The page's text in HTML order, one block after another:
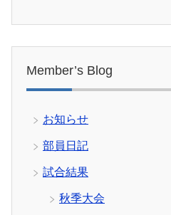
Member’s Blog
お知らせ
部員日記
試合結果
秋季大会